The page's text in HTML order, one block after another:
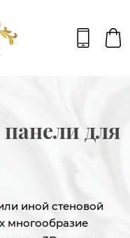
для
иной стеновой
многообразие